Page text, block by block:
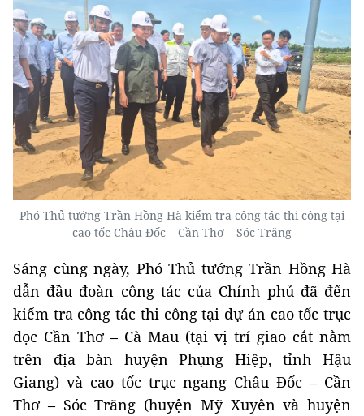
Phó Thủ tướng Trần Hồng Hà kiểm tra công tác thi công tại
cao tốc Châu Đốc – Cần Thơ – Sóc Trăng
Sáng cùng ngày, Phó Thủ tướng Trần Hồng Hà
dẫn đầu đoàn công tác của Chính phủ đã đến
kiểm tra công tác thi công tại dự án cao tốc trục
dọc Cần Thơ – Cà Mau (tại vị trí giao cắt nằm
trên địa bàn huyện Phụng Hiệp, tỉnh Hậu
Giang) và cao tốc trục ngang Châu Đốc – Cần
Thơ – Sóc Trăng (huyện Mỹ Xuyên và huyện